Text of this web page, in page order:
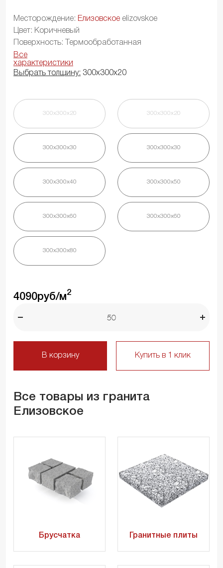
Месторождение: Елизовское elizovskoe
Цвет: Коричневый
Поверхность: Термообработанная
Все
характеристики
Выбрать толщину: 300х300х20
300х300х20 300х300х20
300х300х30 300х300х30
300х300х40 300х300х50
300х300х60 300х300х60
300х300х80
4090руб/м2
В корзину Купить в 1 клик
Все товары из гранита
Елизовское
Брусчатка Гранитные плиты